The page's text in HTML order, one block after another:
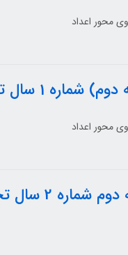
محور اعداد
1400-1399
محور اعداد
1400-1399